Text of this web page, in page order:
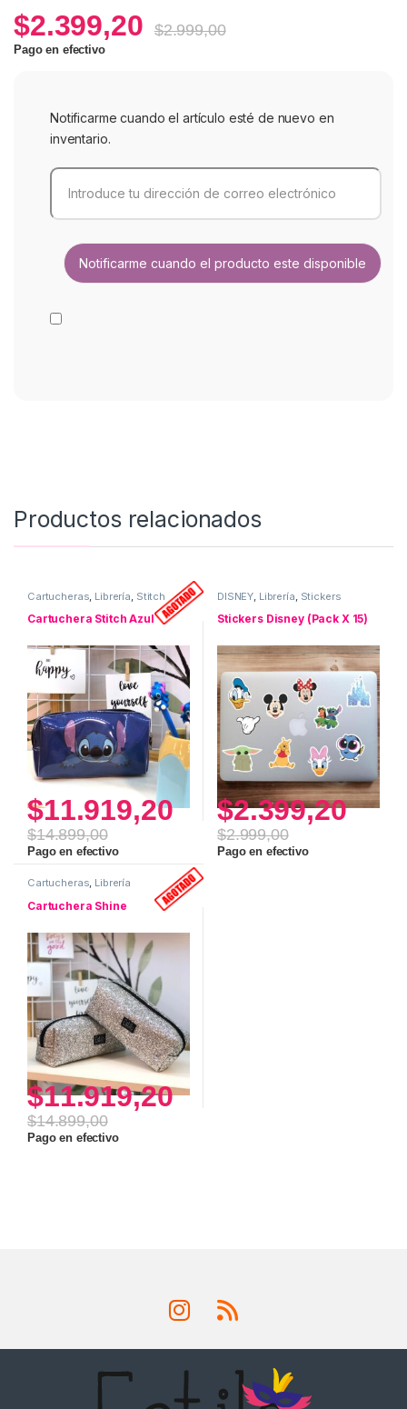
$2.399,20 $2.999,00
Pago en efectivo
Notificarme cuando el artículo esté de nuevo en
inventario.
Productos relacionados
Cartucheras Librería Stitch
Cartuchera Stitch Azul
$11.919,20
$14.899,00
Pago en efectivo
DISNEY Librería Stickers
Stickers Disney (Pack X 15)
$2.399,20
$2.999,00
Pago en efectivo
Cartucheras, Librería
Cartuchera Shine
$11.919,20
$14.899,00
Pago en efectivo